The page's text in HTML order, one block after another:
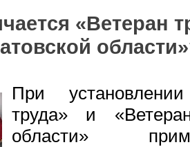
«Ветеран
При
труда» и
области»